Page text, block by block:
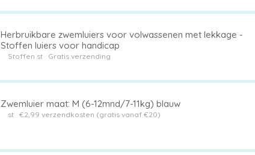
Herbruikbare zwemluiers voor volwassenen met lekkage -
Stoffen luiers voor handicap
Gratis verzending
Zwemluier maat: M (6-12mnd/7-11kg) blauw
€2,99 verzendkosten (gratis vanaf €20)